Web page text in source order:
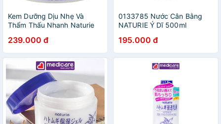
Kem Dưỡng Dịu Nhẹ Và
Thẩm Thấu Nhanh Naturie
239.000 đ
0133785 Nước Cân Bằng
NATURIE Ý Dĩ 500ml
195.000 đ